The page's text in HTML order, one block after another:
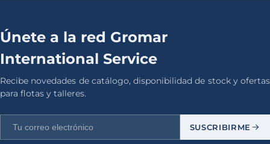
Únete a la red Gromar
International Service
Recibe novedades de catálogo, disponibilidad de stock y ofertas
para flotas y talleres.
SUSCRIBIRME